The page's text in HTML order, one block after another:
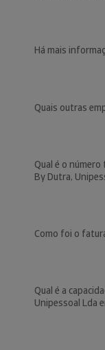
Há mais
Quais outras
Qual é o
By Dutra,
Como foi o
Qual é a
Unipessoal Lda